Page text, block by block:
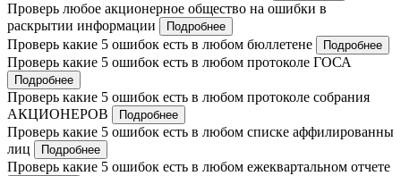
Проверь любое акционерное общество на ошибки в
раскрытии информации
Подробнее
Проверь какие 5 ошибок есть в любом бюллетене Подробнее
Проверь какие 5 ошибок есть в любом протоколе ГОСА
Подробнее
Проверь какие 5 ошибок есть в любом протоколе собрания
АКЦИОНЕРОВ
Подробнее
Проверь какие 5 ошибок есть в любом списке аффилированны
лиц
Подробнее
Проверь какие 5 ошибок есть в любом ежеквартальном отчете